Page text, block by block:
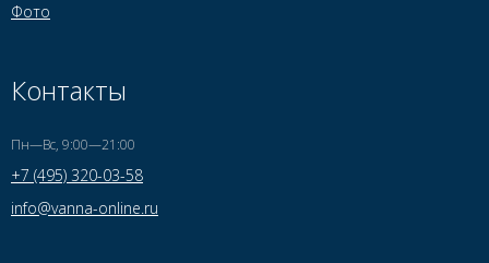
Фото
Контакты
Пн—Вс, 9:00—21:00
+7 (495) 320-03-58
info@vanna-online.ru